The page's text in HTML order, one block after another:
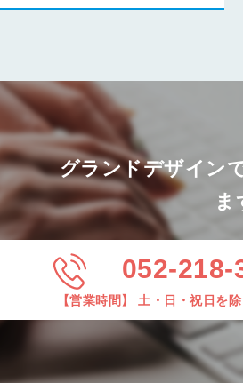
グランドデザイン
ま
052-218-
【営業時間】 土・日・祝日を